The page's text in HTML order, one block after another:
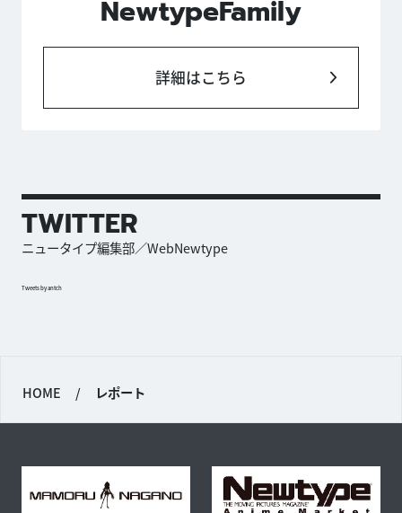
NewtypeFamily
詳細はこちら
TWITTER
ニュータイプ編集部／WebNewtype
Tweets by antch
HOME / レポート